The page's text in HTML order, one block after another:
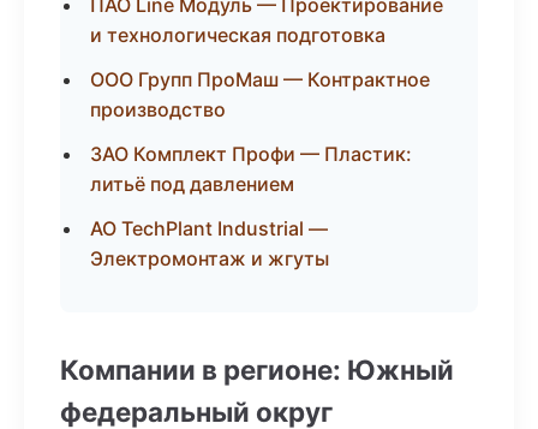
ПАО Line Модуль — Проектирование
и технологическая подготовка
ООО Групп ПроМаш — Контрактное
производство
ЗАО Комплект Профи — Пластик:
литьё под давлением
АО TechPlant Industrial —
Электромонтаж и жгуты
Компании в регионе: Южный
федеральный округ